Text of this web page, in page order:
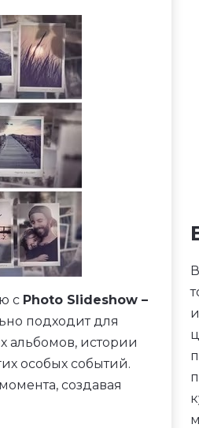
с Photo Slideshow –
подходит для
альбомов, истории
особых событий.
создавая